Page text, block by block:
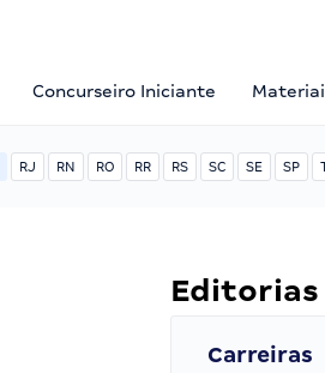
Concurseiro Iniciante
RJ RN RO RR RS SC SE SP
Editorias
Carreiras